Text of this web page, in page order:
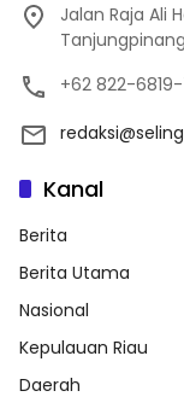
Jalan Raja Ali
+62 822-6819-
Kanal
Berita
Berita Utama
Nasional
Kepulauan Riau
Daerah